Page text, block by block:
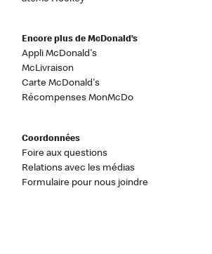
Encore plus de McDonald’s
Appli McDonald's
McLivraison
Carte McDonald's
Récompenses MonMcDo
Coordonnées
Foire aux questions
Relations avec les médias
Formulaire pour nous joindre